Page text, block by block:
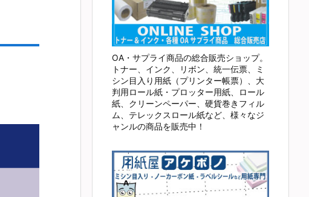
OA・サプライ商品の総合販売ショップ。
トナー、インク、リボン、統一伝票、ミ
シン目入り用紙（プリンター帳票）、大
判用ロール紙・プロッター用紙、ロール
紙、クリーンペーパー、硬貨巻きフィル
ム、テレックスロール紙など、様々なジ
ャンルの商品を販売中！